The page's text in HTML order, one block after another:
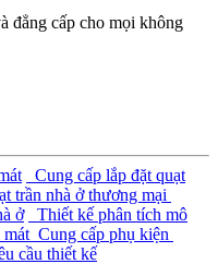
đẳng cấp cho mọi không
Cung cấp lắp đặt quạt
trần nhà ở thương mại
ở
Thiết kế phân tích mô
mát Cung cấp phụ kiện
cầu thiết kế